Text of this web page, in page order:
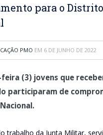
para o
PMO EM 6 DE JUNHO DE 2022
(3) jovens que
participaram de
trabalho da Junta Militar,